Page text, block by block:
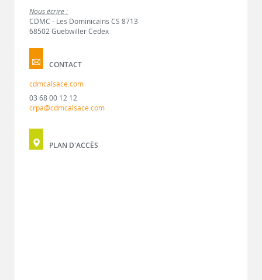
Nous écrire :
CDMC - Les Dominicains CS 8713
68502 Guebwiller Cedex
CONTACT
cdmcalsace.com
03 68 00 12 12
crpa@cdmcalsace.com
PLAN D'ACCÈS